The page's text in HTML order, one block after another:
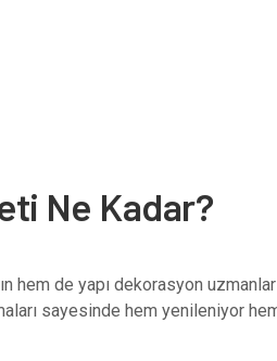
Ne Kadar?
hem de yapı dekorasyon
sayesinde hem yenileniyor